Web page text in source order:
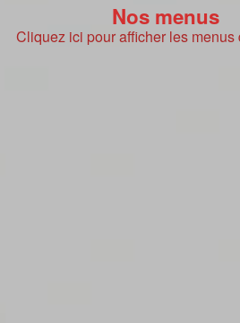
Nos menus
Cliquez ici pour afficher les menus